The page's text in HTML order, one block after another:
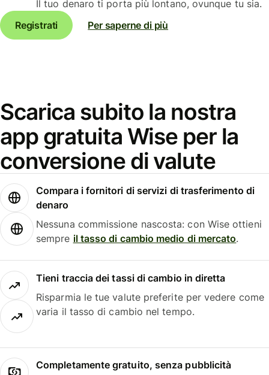
Il tuo denaro ti porta più lontano, ovunque tu sia.
Registrati
Per saperne di più
Scarica subito la nostra
app gratuita Wise per la
conversione di valute
Compara i fornitori di servizi di trasferimento di
denaro
Nessuna commissione nascosta: con Wise ottieni
sempre il tasso di cambio medio di mercato.
Tieni traccia dei tassi di cambio in diretta
Risparmia le tue valute preferite per vedere come
varia il tasso di cambio nel tempo.
Completamente gratuito, senza pubblicità